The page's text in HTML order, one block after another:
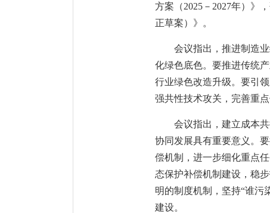
方案（2025－2027年）》
正草案）》。
会议指出，推进制造
化绿色底色。要推进传统
行业绿色改造升级。要引
强共性技术攻关，完善重
会议指出，建立成本
协同发展具有重要意义。
偿机制，进一步细化重点
态保护补偿机制建设，稳
明的制度机制，坚持“谁污
建设。